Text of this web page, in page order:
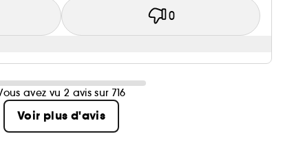
0
avez vu 2 avis sur 716
Voir plus d'avis